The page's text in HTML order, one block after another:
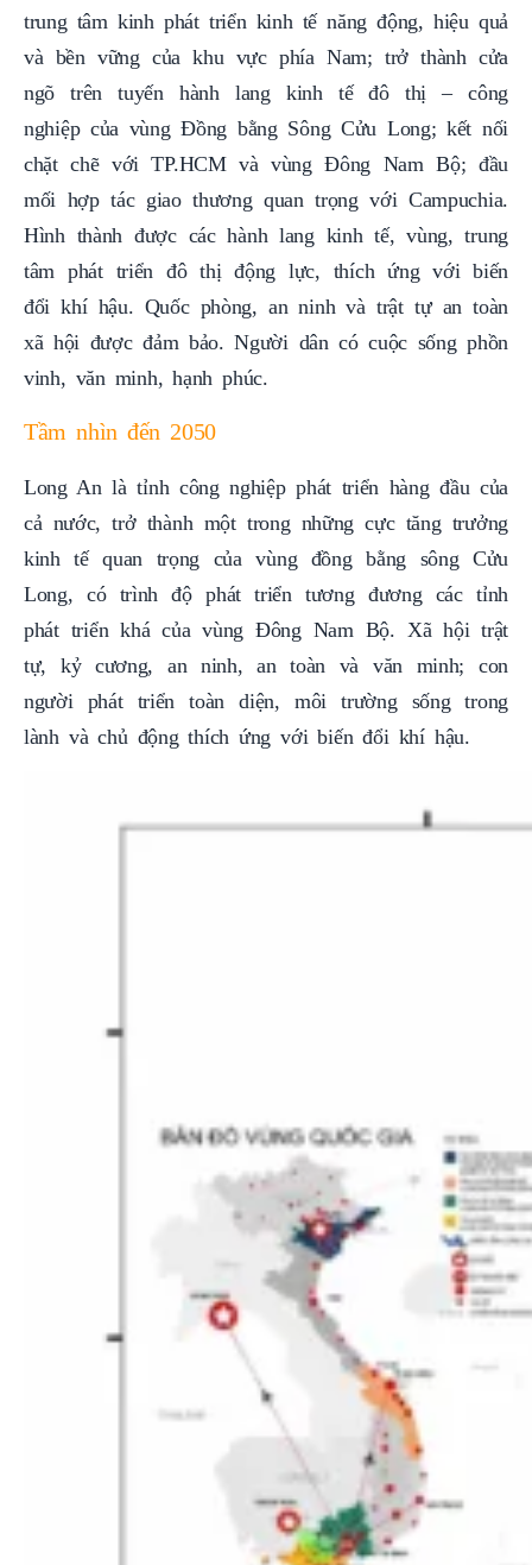
trung tâm kinh phát triển kinh tế năng động, hiệu quả
và bền vững của khu vực phía Nam; trở thành cửa
ngõ trên tuyến hành lang kinh tế đô thị – công
nghiệp của vùng Đồng bằng Sông Cửu Long; kết nối
chặt chẽ với TP.HCM và vùng Đông Nam Bộ; đầu
mối hợp tác giao thương quan trọng với Campuchia.
Hình thành được các hành lang kinh tế, vùng, trung
tâm phát triển đô thị động lực, thích ứng với biến
đổi khí hậu. Quốc phòng, an ninh và trật tự an toàn
xã hội được đảm bảo. Người dân có cuộc sống phồn
vinh, văn minh, hạnh phúc.
Tầm nhìn đến 2050
Long An là tỉnh công nghiệp phát triển hàng đầu của
cả nước, trở thành một trong những cực tăng trưởng
kinh tế quan trọng của vùng đồng bằng sông Cửu
Long, có trình độ phát triển tương đương các tỉnh
phát triển khá của vùng Đông Nam Bộ. Xã hội trật
tự, kỷ cương, an ninh, an toàn và văn minh; con
người phát triển toàn diện, môi trường sống trong
lành và chủ động thích ứng với biến đổi khí hậu.